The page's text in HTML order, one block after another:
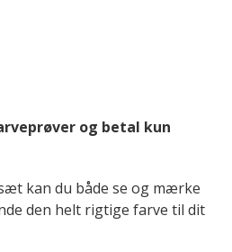
og betal kun
kan du både se og mærke
den helt rigtige farve til dit